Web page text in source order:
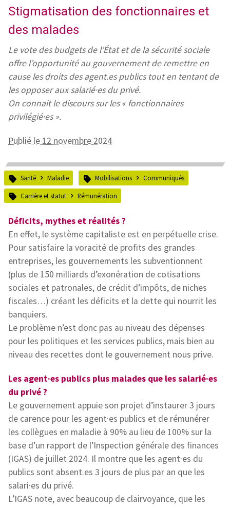
Stigmatisation des fonctionnaires et
des malades
Le vote des budgets de l’État et de la sécurité sociale
offre l’opportunité au gouvernement de remettre en
cause les droits des agent.es publics tout en tentant de
les opposer aux salarié·es du privé.
On connait le discours sur les « fonctionnaires
privilégié·es ».
Publié le 12 novembre 2024
Santé Maladie Mobilisations Communiqués
Carrière et statut Rémunération
Déficits, mythes et réalités ?
En effet, le système capitaliste est en perpétuelle crise.
Pour satisfaire la voracité de profits des grandes
entreprises, les gouvernements les subventionnent
(plus de 150 milliards d’exonération de cotisations
sociales et patronales, de crédit d’impôts, de niches
fiscales…) créant les déficits et la dette qui nourrit les
banquiers.
Le problème n’est donc pas au niveau des dépenses
pour les politiques et les services publics, mais bien au
niveau des recettes dont le gouvernement nous prive.
Les agent·es publics plus malades que les salarié·es
du privé ?
Le gouvernement appuie son projet d’instaurer 3 jours
de carence pour les agent·es publics et de rémunérer
les collègues en maladie à 90% au lieu de 100% sur la
base d’un rapport de l’Inspection générale des finances
(IGAS) de juillet 2024. Il montre que les agent·es du
publics sont absent.es 3 jours de plus par an que les
salari·es du privé.
L’IGAS note, avec beaucoup de clairvoyance, que les